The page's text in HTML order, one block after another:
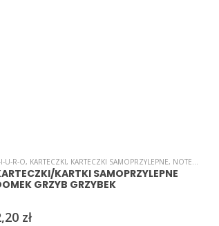
I-U-R-O, KARTECZKI, KARTECZKI SAMOPRZYLEPNE, NOTESY/KARTECZKI
KARTKI SAMOPRZYLEPNE
GRZYB GRZYBEK
zł